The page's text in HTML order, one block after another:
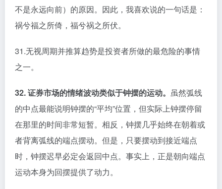
不是永远向前）的原因。因此，我喜欢说的一句话是：
祸兮福之所倚，福兮祸之所伏。
31.无视周期并推算趋势是投资者所做的最危险的事情
之一。
32. 证券市场的情绪波动类似于钟摆的运动。 虽然弧线
的中点最能说明钟摆的“平均”位置，但实际上钟摆停留
在那里的时间非常短暂。相反，钟摆几乎始终在朝着或
者背离弧线的端点摆动。但是，只要摆动到接近端点
时，钟摆迟早必定会返回中点。事实上，正是朝向端点
运动本身为回摆提供了动力。